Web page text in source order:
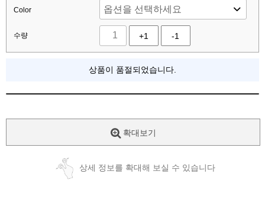
Color
수량 +1 -1
상품이 품절되었습니다.
확대보기
상세 정보를 확대해 보실 수 있습니다